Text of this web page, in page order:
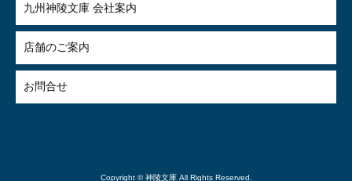
九州神陵文庫 会社案内
店舗のご案内
お問合せ
Copyright © 神陵文庫 All Rights Reserved.